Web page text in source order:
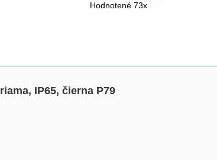
Hodnotené 73x
IP65, čierna P79